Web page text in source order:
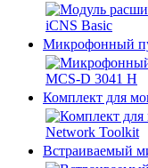
Микрофонный
Комплект для
Встраиваемый